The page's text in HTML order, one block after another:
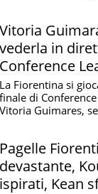
Vitoria
vederla in
Conference
e probabili
La Fiorentina si
finale di
Vitoria Guimares,
Pagelle
devastante,
ispirati, Kean